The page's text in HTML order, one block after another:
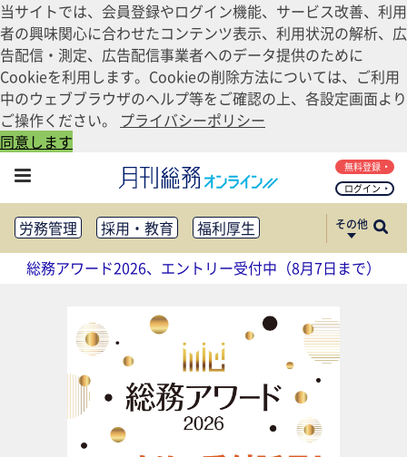
当サイトでは、会員登録やログイン機能、サービス改善、利用
者の興味関心に合わせたコンテンツ表示、利用状況の解析、広
告配信・測定、広告配信事業者へのデータ提供のために
Cookieを利用します。Cookieの削除方法については、ご利用
中のウェブブラウザのヘルプ等をご確認の上、各設定画面より
ご操作ください。 プライバシーポリシー
同意します
ログイン
無料登録
労務管理 採用・教育
福利厚生
健康経営
働き方改革
法務・コンプライアンス
リスクマネジメント・BCP
社外・社内広報
社外・社内コミュニケーション活性化
FM・オフィス移転
CSR・SDGs
テクノロジー活用・DX
助成金・補助金・コスト削減
アウトソーシング・BPO
調査・レポート
その他
総務アワード2026、エントリー受付中（8月7日まで）